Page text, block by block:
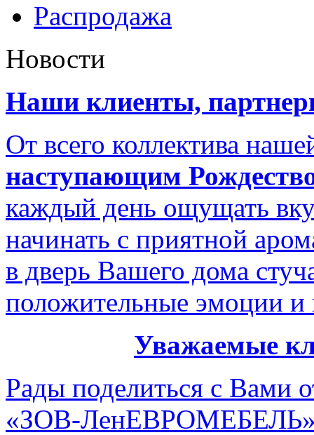
Распродажа
Новости
Наши клиенты,
От всего коллектива
наступающим
каждый день ощущать
начинать с приятной
в дверь Вашего дома
положительные эмоции и
Уважаемые
Рады поделиться с
«ЗОВ-ЛенЕВРОМЕБЕЛЬ»